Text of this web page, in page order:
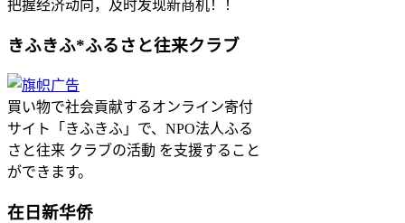
把握经济动向，及时发现新商机！！
きふきふ*ふるさと往来クラブ
買い物で社会貢献するオンライン寄付
サイト「きふきふ」で、NPO法人ふる
さと往来 クラブの活動 を支援すること
ができます。
在日新华侨